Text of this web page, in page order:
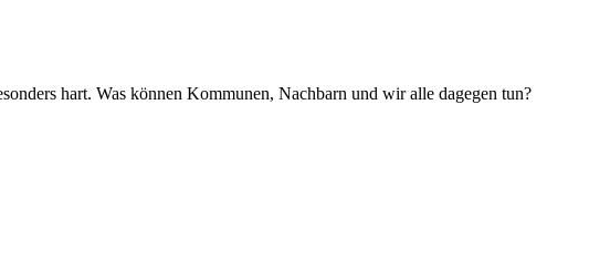
hart. Was können Kommunen, Nachbarn und wir alle dagegen tun?